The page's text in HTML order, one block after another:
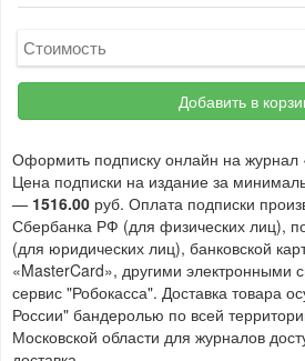
Стоимость
Добавить в
Оформить подписку онлайн на журнал
Цена подписки на издание за
— 1516.00 руб. Оплата подписки
Сбербанка РФ (для физических лиц),
(для юридических лиц), банковской
«MasterCard», другими электронными
сервис "Робокасса". Доставка товара
России" бандеролью по всей
Московской области для журналов